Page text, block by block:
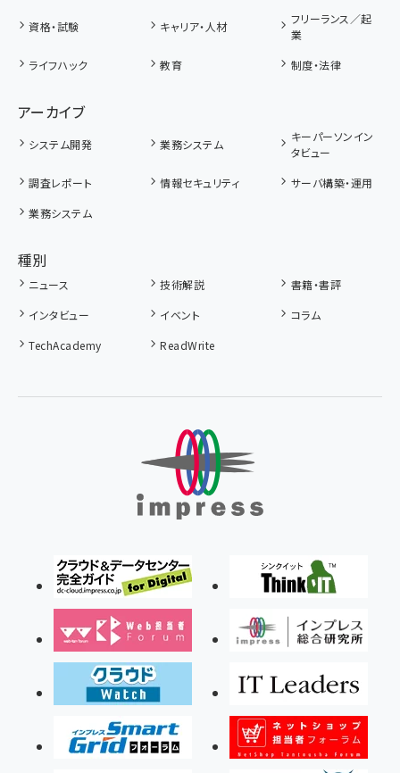
資格・試験 キャリア・人材
フリーランス／起
業
ライフハック
教育 制度・法律
アーカイブ
システム開発 業務システム
キーパーソンイン
タビュー
調査レポート
情報セキュリティ
サーバ構築・運用
業務システム
種別
ニュース 技術解説
書籍・書評
インタビュー
イベント
コラム
TechAcademy
ReadWrite